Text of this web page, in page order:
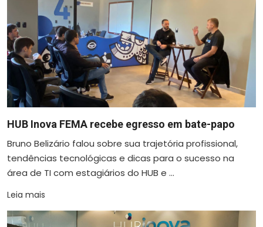
HUB Inova FEMA recebe egresso em bate-papo
Bruno Belizário falou sobre sua trajetória profissional,
tendências tecnológicas e dicas para o sucesso na
área de TI com estagiários do HUB e ...
Leia mais